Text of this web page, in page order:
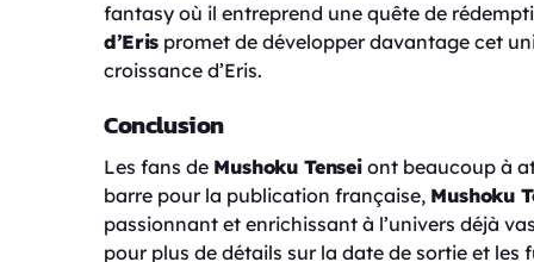
fantasy où il entreprend une quête de
d’Eris promet de développer davantage cet
croissance d’Eris.
Conclusion
Les fans de Mushoku Tenseiont beaucoup à
barre pour la publication française, Mushoku
passionnant et enrichissant à l’univers déjà
pour plus de détails sur la date de sortie et